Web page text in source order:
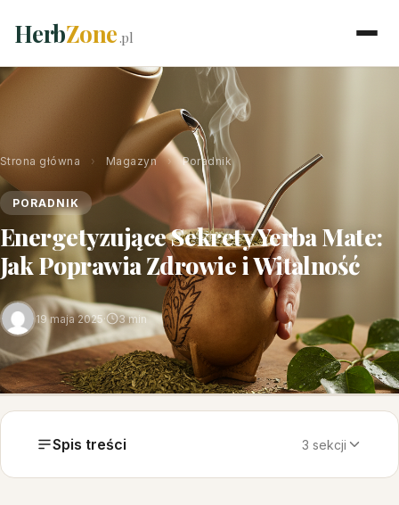
HerbZone.pl
Strona główna › Magazyn › Poradnik
PORADNIK
Energetyzujące Sekrety Yerba Mate:
Jak Poprawia Zdrowie i Witalność
19 maja 2025· 3 min
Spis treści 3 sekcji